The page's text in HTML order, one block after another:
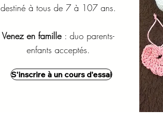
destiné à tous de 7 à 107 ans.
Venez en famille : duo parents-
enfants acceptés.
S'inscrire à un cours d'essai